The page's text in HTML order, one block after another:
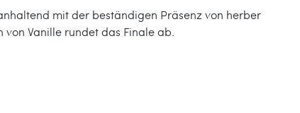
mit der beständigen Präsenz von herber
Vanille rundet das Finale ab.